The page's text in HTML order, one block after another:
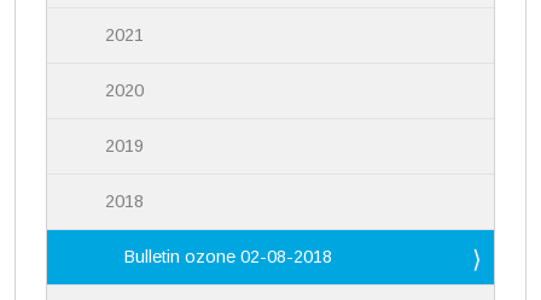
2021
2020
2019
2018
Bulletin ozone 02-08-2018